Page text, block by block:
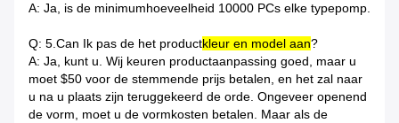
A: Ja, is de minimumhoeveelheid 10000 PCs elke typepomp.
Q: 5.Can Ik pas de het productkleur en model aan?
A: Ja, kunt u. Wij keuren productaanpassing goed, maar u
moet $50 voor de stemmende prijs betalen, en het zal naar
u na u plaats zijn teruggekeerd de orde. Ongeveer openend
de vorm, moet u de vormkosten betalen. Maar als de